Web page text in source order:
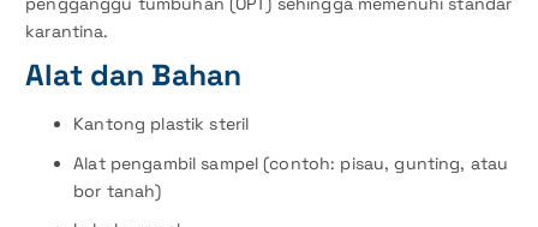
karantina.
Alat dan Bahan
Kantong plastik steril
Alat pengambil sampel (contoh: pisau, gunting, atau
bor tanah)